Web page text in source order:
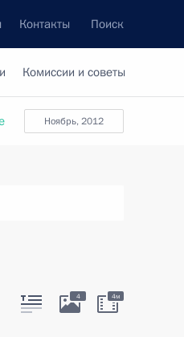
Контакты Поиск
Комиссии и советы
ноябрь, 2012
4 4м